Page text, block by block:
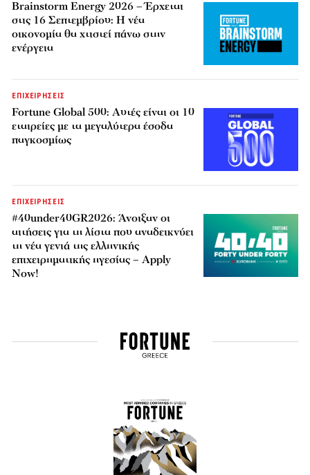
Brainstorm Energy 2026 – Έρχεται
στις 16 Σεπτεμβρίου: Η νέα
οικονομία θα χτιστεί πάνω στην
ενέργεια
ΕΠΙΧΕΙΡΗΣΕΙΣ
Fortune Global 500: Αυτές είναι οι 10
εταιρείες με τα μεγαλύτερα έσοδα
παγκοσμίως
ΕΠΙΧΕΙΡΗΣΕΙΣ
#40under40GR2026: Άνοιξαν οι
αιτήσεις για τη λίστα που αναδεικνύει
τη νέα γενιά της ελληνικής
επιχειρηματικής ηγεσίας – Apply
Now!